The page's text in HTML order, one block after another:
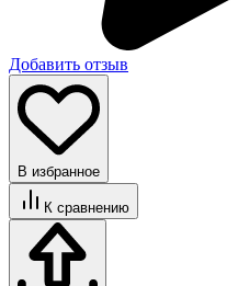
Добавить отзыв
В избранное
К сравнению